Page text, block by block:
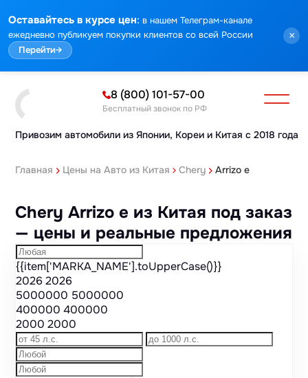
Оставайтесь в курсе цен: в нашем Телеграм-канале
ежедневно публикуем покупки клиентов со всей России
Перейти→
×
Привозим автомобили из Японии, Кореи и Китая с 2018 года
8 (800) 101-57-00
Бесплатный звонок по РФ
Главная Цены на Авто из Китая Chery Arrizo e
Chery Arrizo e из Китая под заказ
— цены и реальные предложения
{{item['MARKA_NAME'].toUpperCase()}}
20262026
5000000 5000000
400000400000
20002000